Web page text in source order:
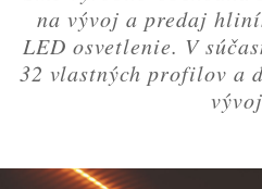
na vývoj a predaj
LED osvetlenie. V
32 vlastných profilov a